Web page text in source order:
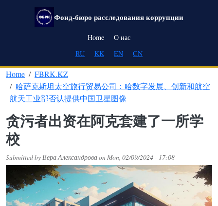
Skip to main content
Фонд-бюро расследования коррупции
Main navigation
Home
О нас
RU
KK EN CN
Home
FBRK.KZ
哈萨克斯坦太空旅行贸易公司：哈数字发展、创新和航空
航天工业部否认提供中国卫星图像
贪污者出资在阿克套建了一所学
校
Submitted byВера АлександроваonMon, 02/09/2024 - 17:08